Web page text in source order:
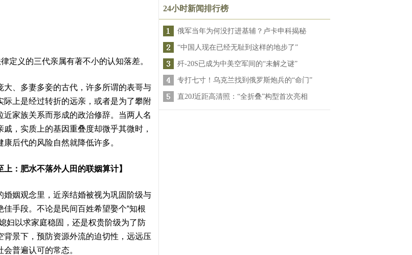
定义的三代亲属有著不小的认知落差。
大、多妻多妾的古代，许多所谓的表哥与
际上是经过转折的远亲，或者是为了攀附
近家族关系而形成的政治修辞。当两人名
戚，实质上的基因重叠度却微乎其微时，
康后代的风险自然就降低许多。
上：肥水不落外人田的联姻算计】
婚姻观念里，近亲结婚被视为巩固阶级与
佳手段。不论是民间百姓希望娶个“知根
妇以求家庭稳固，还是权贵阶级为了防
景下，预防资源外流的迫切性，远远压
普遍认可的常态。
24小时新闻排行榜
俄军当年为何没打进基辅？卢卡申科揭秘
“中国人现在已经无耻到这样的地步了”
歼-20S已成为中美空军间的“未解之谜”
专打七寸！乌克兰找到俄罗斯炮兵的“命门”
直20J近距高清照：“全折叠”构型首次亮相